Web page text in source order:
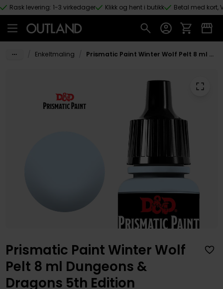
Hopp til hovedinnhold
Rask levering: 1-3 virkedager Klikk og hent i butikk Betal med kort,
Enkeltmaling Prismatic Paint Winter Wolf Pelt 8 ml Dungeons & Dragons 5th Edition
Prismatic Paint Winter Wolf
Pelt 8 ml Dungeons &
Dragons 5th Edition